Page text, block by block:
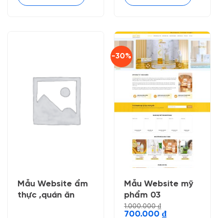
Mẫu Website ẩm
thực ,quán ăn
-30%
Mẫu Website mỹ
phẩm 03
1.000.000₫
Giá
700.000 ₫Giá